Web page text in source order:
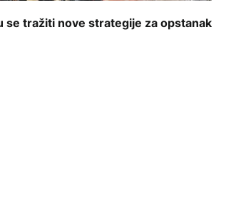
se tražiti nove strategije za opstanak